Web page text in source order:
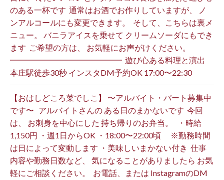
のある一杯です ⁡ 通常はお酒でお作りしていますが、 ノ
ンアルコールにも変更できます。 ⁡ そして、こちらは裏メ
ニュー。 バニラアイスを乗せて クリームソーダにもでき
ます ⁡ ご希望の方は、 お気軽にお声がけください。 ⁡
━━━━━━━━━━━━━━ ⁡ 遊び心ある料理と演出
本庄駅徒歩30秒 インスタDM予約OK 17:00〜22:30 ⁡
【おはしどころ菜でしこ】 〜アルバイト・パート募集中
です〜 ⁡ ⁡ アルバイトさんの ある日のまかないです ⁡ 今回
は、 お刺身を中心にした 持ち帰りのお弁当。 ⁡ ⁡ ・時給
1,150円 ・週1日からOK ・18:00〜22:00頃 ※勤務時間
は日によって変動します ・美味しいまかない付き ⁡ 仕事
内容や勤務日数など、 気になることがありましたら お気
軽にご相談ください。 ⁡ お電話、または InstagramのDM